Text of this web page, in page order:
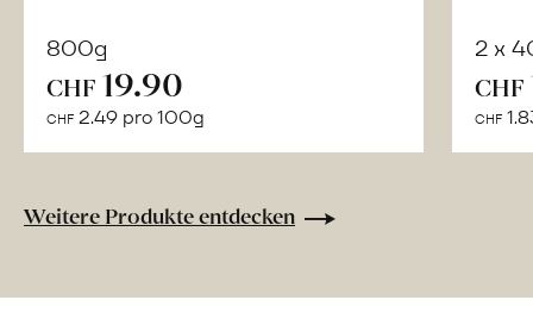
800g
CHF 19.90
CHF 2.49 pro 100g
2 x
CHF
CHF
Weitere Produkte entdecken